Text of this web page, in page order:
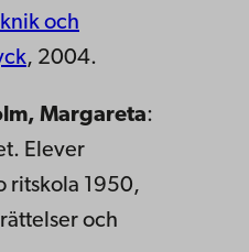
och
, 2004.
Margareta:
Elever
ritskola 1950,
och